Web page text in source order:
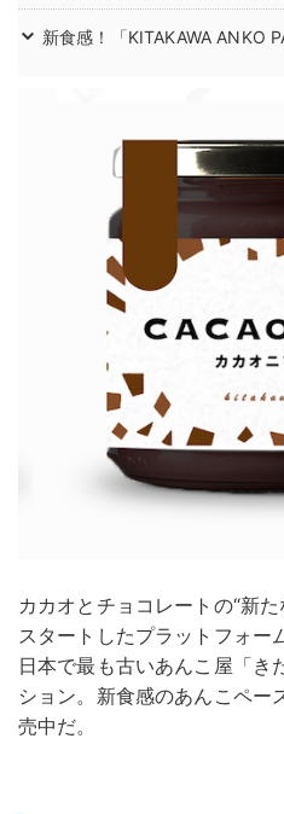
新食感！「KITAKAWA ANKO
カカオとチョコレートの“新
スタートしたプラットフォー
日本で最も古いあんこ屋「き
ション。新食感のあんこペー
売中だ。